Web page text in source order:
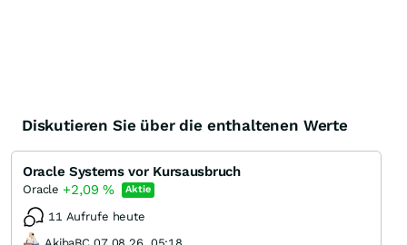
Diskutieren Sie über die enthaltenen Werte
Oracle Systems vor Kursausbruch
Oracle +2,09% Aktie
11 Aufrufe heute